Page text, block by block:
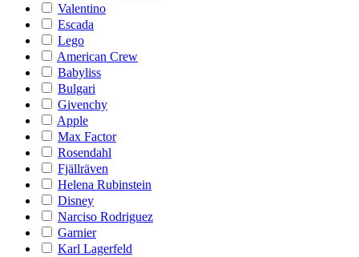
Valentino
Escada
Lego
American Crew
Babyliss
Bulgari
Givenchy
Apple
Max Factor
Rosendahl
Fjällräven
Helena Rubinstein
Disney
Narciso Rodriguez
Garnier
Karl Lagerfeld